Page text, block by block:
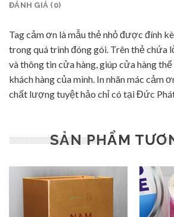
ĐÁNH GIÁ (0)
Tag cảm ơn là mẫu thẻ nhỏ được đính
trong quá trình đóng gói. Trên thẻ chứa
và thông tin cửa hàng, giúp cửa hàng
khách hàng của mình. In nhãn mác cảm
chất lượng tuyệt hảo chỉ có tại Đức
SẢN PHẨM